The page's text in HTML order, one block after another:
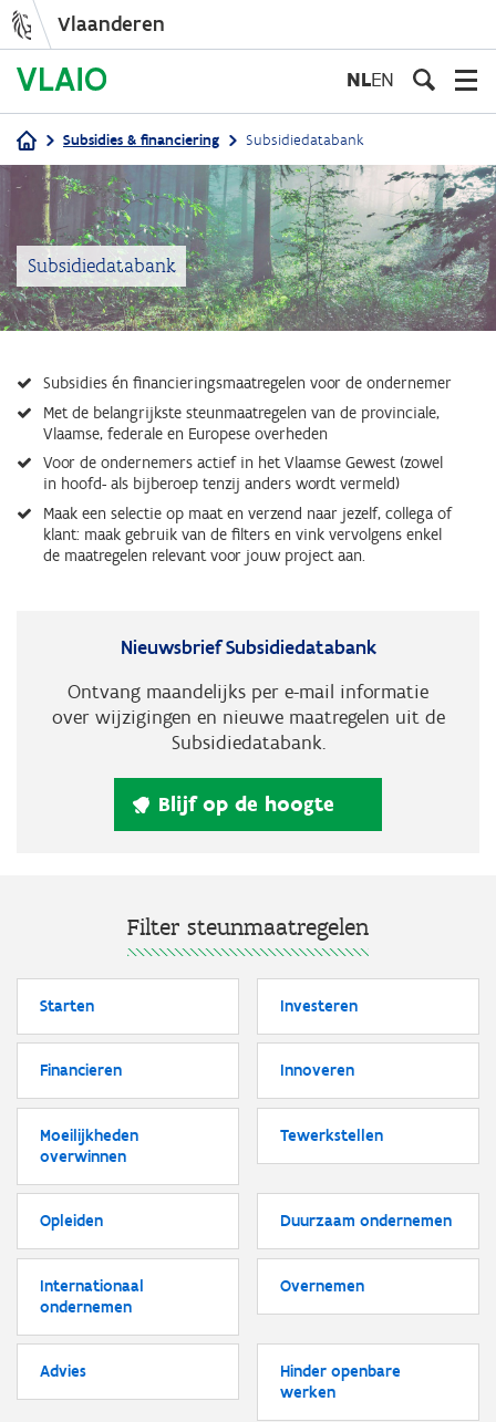
gaan
Vlaanderen
NLEN
Kruimelpad
Subsidies & financiering Subsidiedatabank
Subsidiedatabank
Subsidies én financieringsmaatregelen voor de ondernemer
Met de belangrijkste steunmaatregelen van de provinciale,
Vlaamse, federale en Europese overheden
Voor de ondernemers actief in het Vlaamse Gewest (zowel
in hoofd- als bijberoep tenzij anders wordt vermeld)
Maak een selectie op maat en verzend naar jezelf, collega of
klant: maak gebruik van de filters en vink vervolgens enkel
de maatregelen relevant voor jouw project aan.
Nieuwsbrief Subsidiedatabank
Ontvang maandelijks per e-mail informatie
over wijzigingen en nieuwe maatregelen uit de
Subsidiedatabank.
Blijf op de hoogte
Filter steunmaatregelen
Starten Investeren
Financieren Innoveren
Moeilijkheden
overwinnen
Tewerkstellen
Opleiden Duurzaam ondernemen
Internationaal
ondernemen
Overnemen
Advies
Hinder openbare
werken